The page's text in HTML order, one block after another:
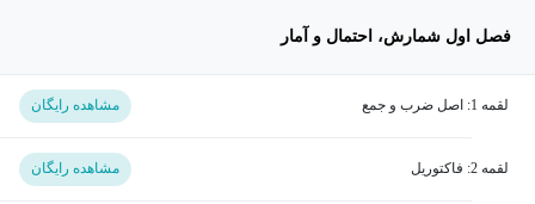
فصل اول شمارش، احتمال و آمار
لقمه 1: اصل ضرب و جمع مشاهده رایگان
لقمه 2: فاکتوریل مشاهده رایگان